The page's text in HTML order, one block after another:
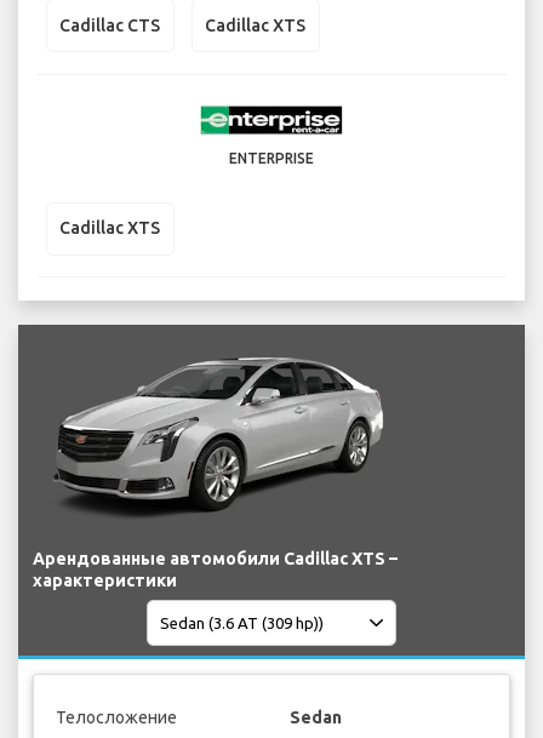
Cadillac CTS Cadillac XTS
ENTERPRISE
Cadillac XTS
Арендованные автомобили Cadillac XTS –
характеристики
Телосложение Sedan